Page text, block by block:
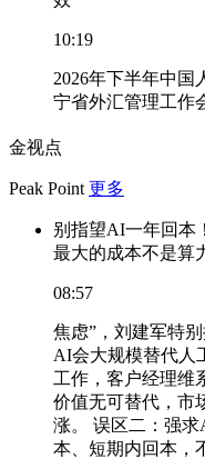
10:19
2026年下半年中国
宁省外汇管理工作
金视点
Peak Point 更多
别指望AI一年回本
最大的成本不是算
08:57
焦虑”，刘建军特
AI会大规模替代人
工作，客户经理维
价值无可替代，市
涨。 误区二：强
本、短期内回本，